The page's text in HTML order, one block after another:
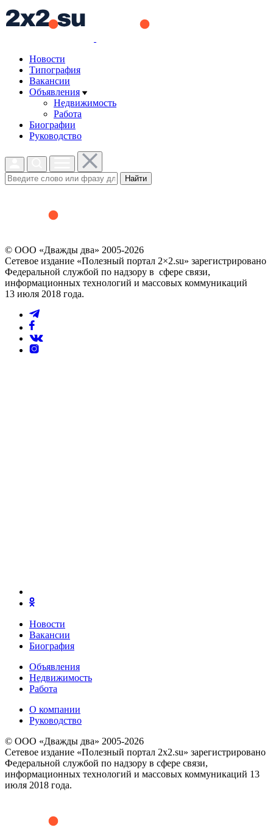
Новости
Типография
Вакансии
Объявления
Недвижимость
Работа
Биографии
Руководство
Найти
© ООО «Дважды два» 2005-2026
Сетевое издание «Полезный портал 2×2.su» зарегистрировано
Федеральной службой по надзору в сфере связи,
информационных технологий и массовых коммуникаций
13 июля 2018 года.
Новости
Вакансии
Биография
Объявления
Недвижимость
Работа
О компании
Руководство
© ООО «Дважды два» 2005-2026
Сетевое издание «Полезный портал 2x2.su» зарегистрировано
Федеральной службой по надзору в сфере связи,
информационных технологий и массовых коммуникаций 13
июля 2018 года.